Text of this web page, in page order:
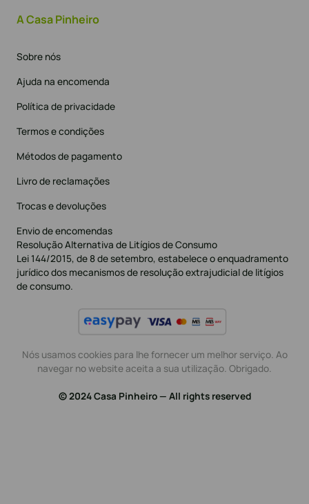
A Casa Pinheiro
Sobre nós
Ajuda na encomenda
Política de privacidade
Termos e condições
Métodos de pagamento
Livro de reclamações
Trocas e devoluções
Envio de encomendas
Resolução Alternativa de Litígios de Consumo
Lei 144/2015, de 8 de setembro, estabelece o enquadramento
jurídico dos mecanismos de resolução extrajudicial de litígios
de consumo.
Nós usamos cookies para lhe fornecer um melhor serviço. Ao
navegar no website aceita a sua utilização. Obrigado.
© 2024 Casa Pinheiro — All rights reserved